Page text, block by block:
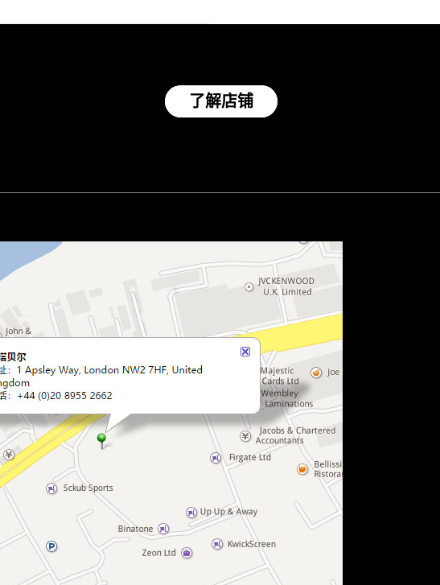
了解店铺